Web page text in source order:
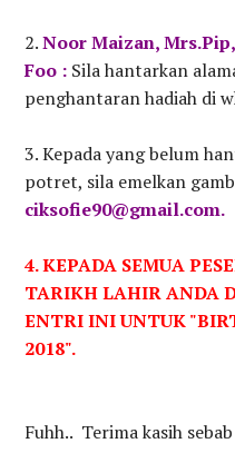
2.Noor Maizan,
Foo : Sila hantarkan
penghantaran hadiah di
3. Kepada yang belum
potret, sila emelkan
ciksofie90@gmail.com.
4. KEPADA SEMUA
TARIKH LAHIR ANDA
ENTRI INI UNTUK
2018".
Fuhh.. Terima kasih